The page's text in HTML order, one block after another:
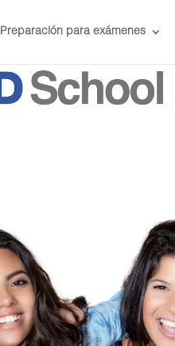
Preparación para exámenes